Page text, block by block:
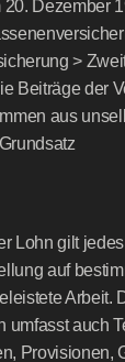
Dezember
>
Beiträge der
aus
Lohn gilt
auf
Arbeit.
umfasst auch
Provisionen,